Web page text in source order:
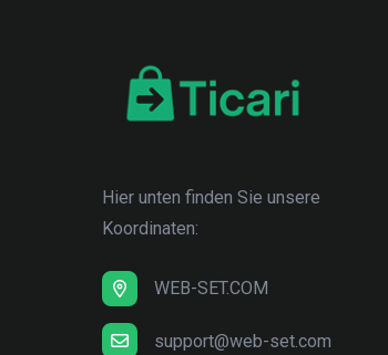
Hier unten finden Sie unsere
Koordinaten:
WEB-SET.COM
support@web-set.com